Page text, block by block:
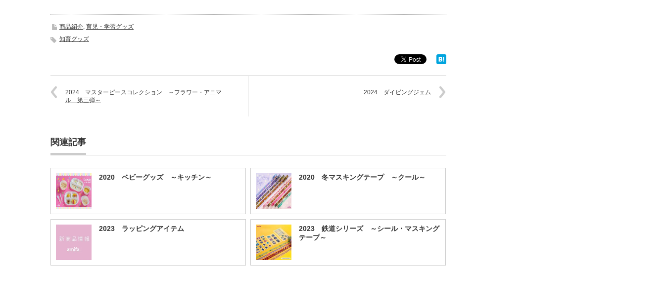
商品紹介 育児・学習グッズ
知育グッズ
2024 マスターピースコレクション ～フラワー・アニマ
ル 第三弾～
2024 ダイビングジェム
関連記事
2020 ベビーグッズ ～キッチン～ 2020 冬マスキングテープ ～クール～
2023 ラッピングアイテム
2023 鉄道シリーズ ～シール・マスキング
テープ～